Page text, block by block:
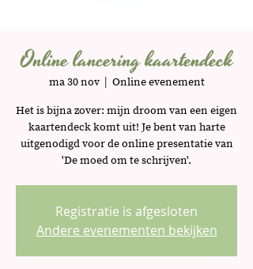
Online lancering kaartendeck
ma 30 nov
  |
Online evenement
Het is bijna zover: mijn droom van een eigen
kaartendeck komt uit! Je bent van harte
uitgenodigd voor de online presentatie van
'De moed om te schrijven'.
Registratie is afgesloten
Andere evenementen bekijken